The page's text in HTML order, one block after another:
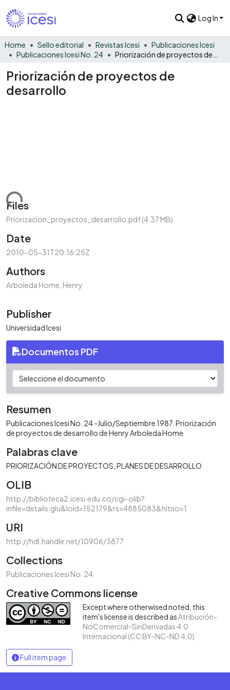
Log In
Home Sello editorial Revistas Icesi
Publicaciones Icesi
Publicaciones Icesi No. 24
Priorización de proyectos de
desarrollo
Files
Priorizacion_proyectos_desarrollo.pdf(4.37 MB)
Date
2010-05-31T20:16:25Z
Authors
Arboleda Home, Henry
Publisher
Universidad Icesi
Documentos PDF
Resumen
Publicaciones Icesi No. 24 -Julio/Septiembre 1987. Priorización
de proyectos de desarrollo de Henry Arboleda Home
Palabras clave
PRIORIZACIÓN DE PROYECTOS PLANES DE DESARROLLO
OLIB
http://biblioteca2.icesi.edu.co/cgi-olib?
infile=details.glu&loid=152179&rs=4885083&hitno=1
URI
http://hdl.handle.net/10906/3877
Collections
Publicaciones Icesi No. 24
Creative Commons license
Except where otherwised noted, this
item's license is described asAtribución-
NoComercial-SinDerivadas 4.0
Internacional (CC BY-NC-ND 4.0)
Full item page